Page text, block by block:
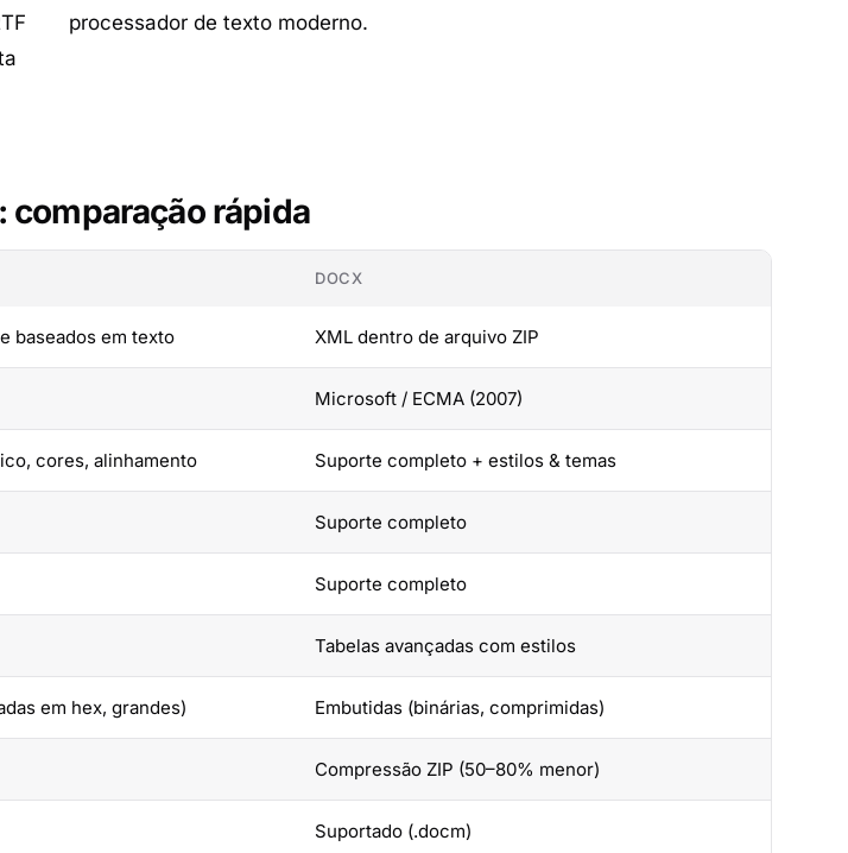
processador de texto moderno.
comparação rápida
DOCX
baseados em texto XML dentro de arquivo ZIP
Microsoft / ECMA (2007)
cores, alinhamento Suporte completo + estilos & temas
Suporte completo
Suporte completo
Tabelas avançadas com estilos
em hex, grandes) Embutidas (binárias, comprimidas)
Compressão ZIP (50–80% menor)
Suportado (.docm)